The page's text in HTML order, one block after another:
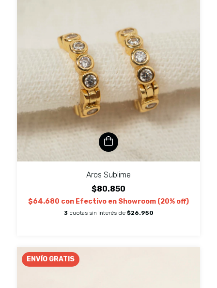
Aros Sublime
$80.850
$64.680 con Efectivo en Showroom (20% off)
3 cuotas sin interés de $26.950
ENVÍO GRATIS